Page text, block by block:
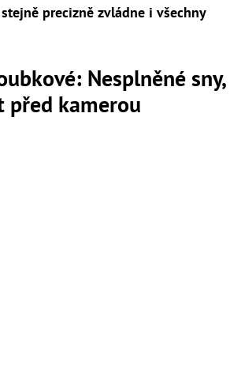
precizně zvládne i všechny
Nesplněné sny,
před kamerou